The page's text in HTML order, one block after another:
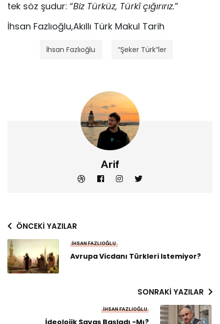
tek söz şu­dur: “Biz Tür­küz, Tür­kî çı­ğı­rı­rız.”
İhsan Fazlıoğlu,Akıllı Türk Makul Tarih
İhsan Fazlıoğlu “Şeker Türk”ler
Arif
ÖNCEKI YAZILAR
İHSAN FAZLIOĞLU
Avrupa Vicdanı Türkleri Istemiyor?
SONRAKI YAZILAR
İHSAN FAZLIOĞLU